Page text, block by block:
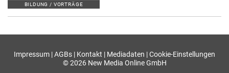
BILDUNG / VORTRÄGE
Impressum |AGBs | Kontakt | Mediadaten |Cookie-Einstellungen
© 2026 New Media Online GmbH